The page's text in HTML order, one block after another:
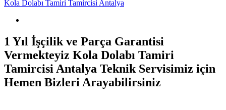
Kola Dolabı Tamiri Tamircisi Antalya
1 Yıl İşçilik ve Parça Garantisi
Vermekteyiz Kola Dolabı Tamiri
Tamircisi Antalya Teknik Servisimiz için
Hemen Bizleri Arayabilirsiniz